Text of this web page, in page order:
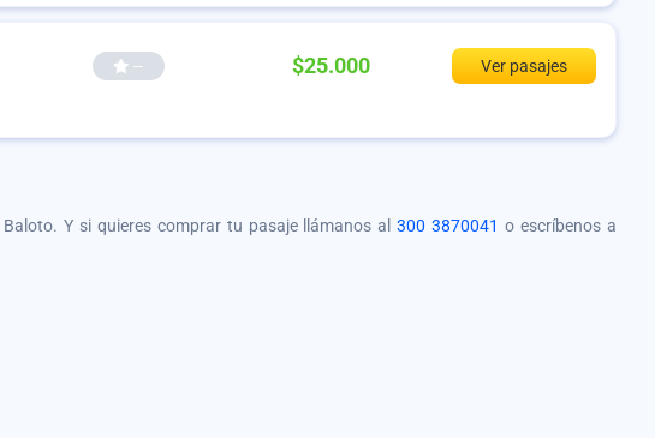
-- $25.000 Ver pasajes
Y si quieres comprar tu pasaje llámanos al300 3870041 o escríbenos a